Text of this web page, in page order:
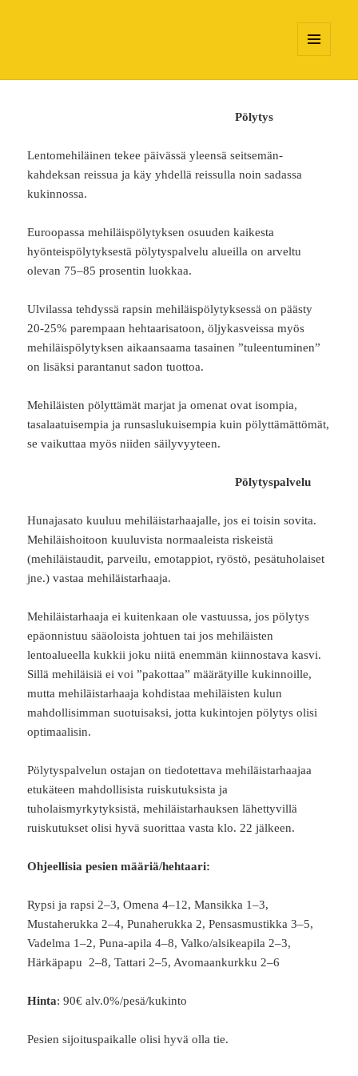
WIDGETS
Pölytys
Lentomehiläinen tekee päivässä yleensä seitsemän-
kahdeksan reissua ja käy yhdellä reissulla noin sadassa
kukinnossa.
Euroopassa mehiläispölytyksen osuuden kaikesta
hyönteispölytyksestä pölytyspalvelu alueilla on arveltu
olevan 75–85 prosentin luokkaa.
Ulvilassa tehdyssä rapsin mehiläispölytyksessä on päästy
20-25% parempaan hehtaarisatoon, öljykasveissa myös
mehiläispölytyksen aikaansaama tasainen ”tuleentuminen”
on lisäksi parantanut sadon tuottoa.
Mehiläisten pölyttämät marjat ja omenat ovat isompia,
tasalaatuisempia ja runsaslukuisempia kuin pölyttämättömät,
se vaikuttaa myös niiden säilyvyyteen.
Pölytyspalvelu
Hunajasato kuuluu mehiläistarhaajalle, jos ei toisin sovita.
Mehiläishoitoon kuuluvista normaaleista riskeistä
(mehiläistaudit, parveilu, emotappiot, ryöstö, pesätuholaiset
jne.) vastaa mehiläistarhaaja.
Mehiläistarhaaja ei kuitenkaan ole vastuussa, jos pölytys
epäonnistuu sääoloista johtuen tai jos mehiläisten
lentoalueella kukkii joku niitä enemmän kiinnostava kasvi.
Sillä mehiläisiä ei voi ”pakottaa” määrätyille kukinnoille,
mutta mehiläistarhaaja kohdistaa mehiläisten kulun
mahdollisimman suotuisaksi, jotta kukintojen pölytys olisi
optimaalisin.
Pölytyspalvelun ostajan on tiedotettava mehiläistarhaajaa
etukäteen mahdollisista ruiskutuksista ja
tuholaismyrkytyksistä, mehiläistarhauksen lähettyvillä
ruiskutukset olisi hyvä suorittaa vasta klo. 22 jälkeen.
Ohjeellisia pesien määriä/hehtaari:
Rypsi ja rapsi 2–3, Omena 4–12, Mansikka 1–3,
Mustaherukka 2–4, Punaherukka 2, Pensasmustikka 3–5,
Vadelma 1–2, Puna‐apila 4–8, Valko/alsikeapila 2–3,
Härkäpapu 2–8, Tattari 2–5, Avomaankurkku 2–6
Hinta: 90€ alv.0%/pesä/kukinto
Pesien sijoituspaikalle olisi hyvä olla tie.